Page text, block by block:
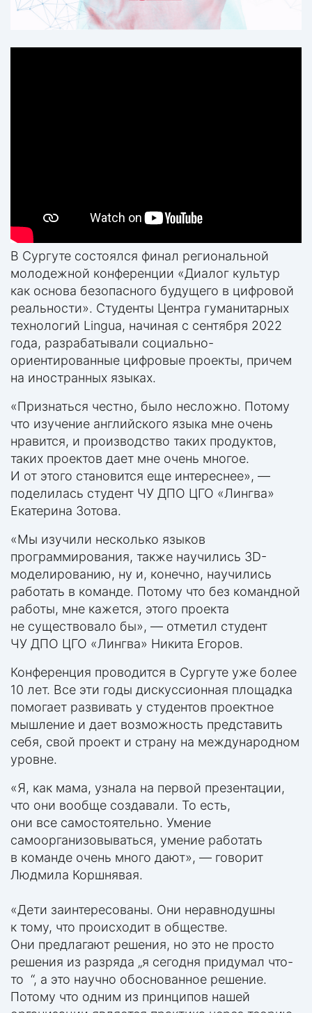
В Сургуте состоялся финал региональной
молодежной конференции «Диалог культур
как основа безопасного будущего в цифровой
реальности». Студенты Центра гуманитарных
технологий Lingua, начиная с сентября 2022
года, разрабатывали социально-
ориентированные цифровые проекты, причем
на иностранных языках.
«Признаться честно, было несложно. Потому
что изучение английского языка мне очень
нравится, и производство таких продуктов,
таких проектов дает мне очень многое.
И от этого становится еще интереснее», —
поделилась студент ЧУ ДПО ЦГО «Лингва»
Екатерина Зотова.
«Мы изучили несколько языков
программирования, также научились 3D-
моделированию, ну и, конечно, научились
работать в команде. Потому что без командной
работы, мне кажется, этого проекта
не существовало бы», — отметил студент
ЧУ ДПО ЦГО «Лингва» Никита Егоров.
Конференция проводится в Сургуте уже более
10 лет. Все эти годы дискуссионная площадка
помогает развивать у студентов проектное
мышление и дает возможность представить
себя, свой проект и страну на международном
уровне.
«Я, как мама, узнала на первой презентации,
что они вообще создавали. То есть,
они все самостоятельно. Умение
самоорганизовываться, умение работать
в команде очень много дают», — говорит
Людмила Коршнявая.
«Дети заинтересованы. Они неравнодушны
к тому, что происходит в обществе.
Они предлагают решения, но это не просто
решения из разряда „я сегодня придумал что-
то “, а это научно обоснованное решение.
Потому что одним из принципов нашей